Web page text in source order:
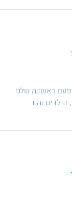
פעם ראשונה שלנו
נהנו